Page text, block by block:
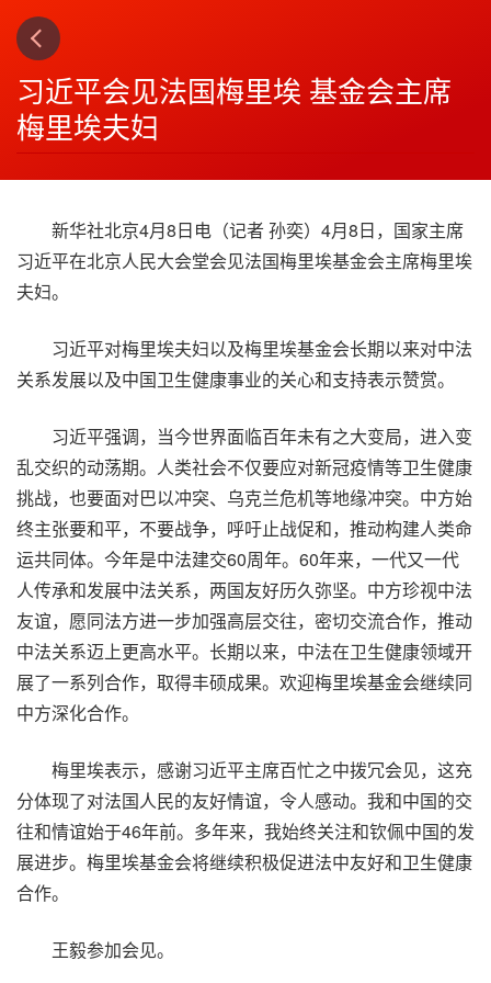
习近平会见法国梅里埃 基金会主席
梅里埃夫妇
新华社北京4月8日电（记者 孙奕）4月8日，国家主席
习近平在北京人民大会堂会见法国梅里埃基金会主席梅里埃
夫妇。
习近平对梅里埃夫妇以及梅里埃基金会长期以来对中法
关系发展以及中国卫生健康事业的关心和支持表示赞赏。
习近平强调，当今世界面临百年未有之大变局，进入变
乱交织的动荡期。人类社会不仅要应对新冠疫情等卫生健康
挑战，也要面对巴以冲突、乌克兰危机等地缘冲突。中方始
终主张要和平，不要战争，呼吁止战促和，推动构建人类命
运共同体。今年是中法建交60周年。60年来，一代又一代
人传承和发展中法关系，两国友好历久弥坚。中方珍视中法
友谊，愿同法方进一步加强高层交往，密切交流合作，推动
中法关系迈上更高水平。长期以来，中法在卫生健康领域开
展了一系列合作，取得丰硕成果。欢迎梅里埃基金会继续同
中方深化合作。
梅里埃表示，感谢习近平主席百忙之中拨冗会见，这充
分体现了对法国人民的友好情谊，令人感动。我和中国的交
往和情谊始于46年前。多年来，我始终关注和钦佩中国的发
展进步。梅里埃基金会将继续积极促进法中友好和卫生健康
合作。
王毅参加会见。